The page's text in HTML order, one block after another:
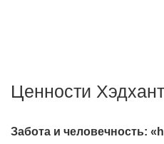
Ценности
Забота и человечность: